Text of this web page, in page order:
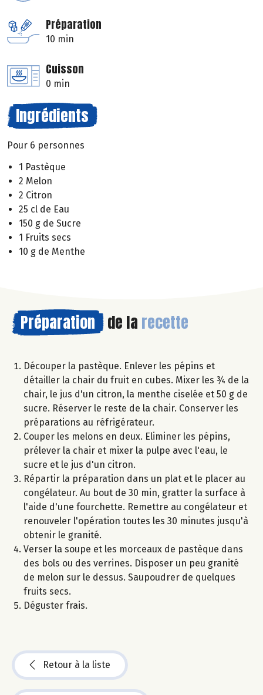
Préparation
10 min
Cuisson
0 min
Ingrédients
Pour 6 personnes
1 Pastèque
2 Melon
2 Citron
25 cl de Eau
150 g de Sucre
1 Fruits secs
10 g de Menthe
Préparation de la recette
Découper la pastèque. Enlever les pépins et
détailler la chair du fruit en cubes. Mixer les ¾ de la
chair, le jus d'un citron, la menthe ciselée et 50 g de
sucre. Réserver le reste de la chair. Conserver les
préparations au réfrigérateur.
Couper les melons en deux. Eliminer les pépins,
prélever la chair et mixer la pulpe avec l'eau, le
sucre et le jus d'un citron.
Répartir la préparation dans un plat et le placer au
congélateur. Au bout de 30 min, gratter la surface à
l'aide d'une fourchette. Remettre au congélateur et
renouveler l'opération toutes les 30 minutes jusqu'à
obtenir le granité.
Verser la soupe et les morceaux de pastèque dans
des bols ou des verrines. Disposer un peu granité
de melon sur le dessus. Saupoudrer de quelques
fruits secs.
Déguster frais.
Retour à la liste